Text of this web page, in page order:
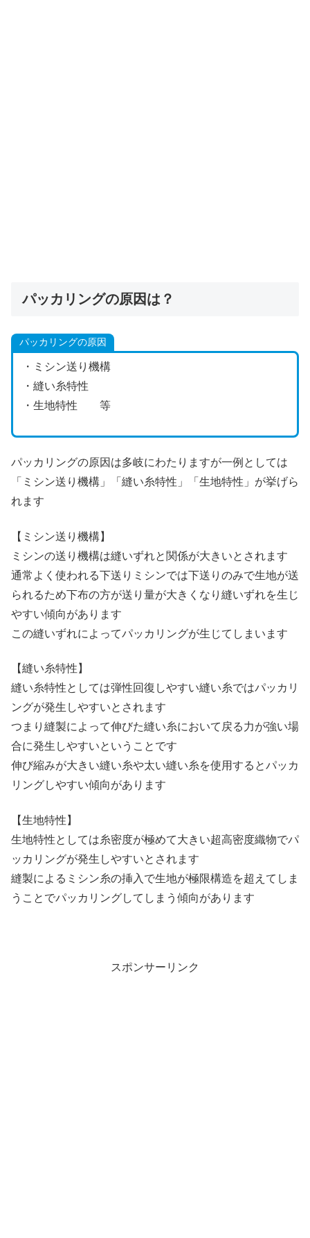
パッカリングの原因は？
パッカリングの原因
・ミシン送り機構
・縫い糸特性
・生地特性 等
パッカリングの原因は多岐にわたりますが一例としては
「ミシン送り機構」「縫い糸特性」「生地特性」が挙げら
れます
【ミシン送り機構】
ミシンの送り機構は縫いずれと関係が大きいとされます
通常よく使われる下送りミシンでは下送りのみで生地が送
られるため下布の方が送り量が大きくなり縫いずれを生じ
やすい傾向があります
この縫いずれによってパッカリングが生じてしまいます
【縫い糸特性】
縫い糸特性としては弾性回復しやすい縫い糸ではパッカリ
ングが発生しやすいとされます
つまり縫製によって伸びた縫い糸において戻る力が強い場
合に発生しやすいということです
伸び縮みが大きい縫い糸や太い縫い糸を使用するとパッカ
リングしやすい傾向があります
【生地特性】
生地特性としては糸密度が極めて大きい超高密度織物でパ
ッカリングが発生しやすいとされます
縫製によるミシン糸の挿入で生地が極限構造を超えてしま
うことでパッカリングしてしまう傾向があります
スポンサーリンク